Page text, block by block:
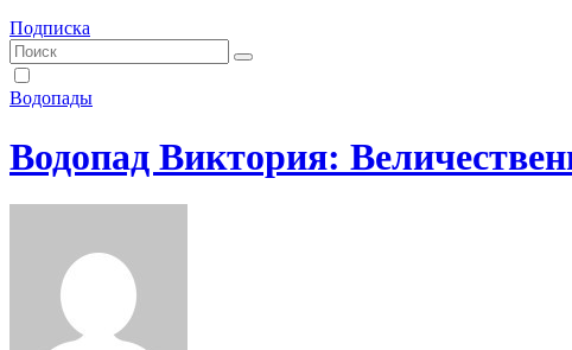
Подписка
Водопады
Водопад Виктория: